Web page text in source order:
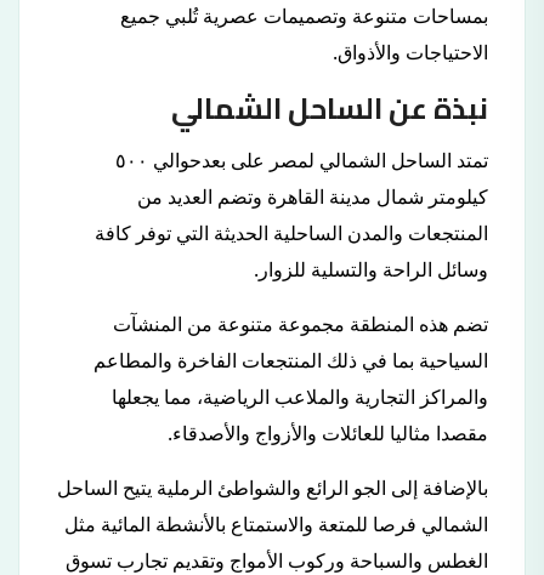
بمساحات متنوعة وتصميمات عصرية تُلبي جميع
الاحتياجات والأذواق.
نبذة عن الساحل الشمالي
تمتد الساحل الشمالي لمصر على بعدحوالي ٥٠٠
كيلومتر شمال مدينة القاهرة وتضم العديد من
المنتجعات والمدن الساحلية الحديثة التي توفر كافة
وسائل الراحة والتسلية للزوار.
تضم هذه المنطقة مجموعة متنوعة من المنشآت
السياحية بما في ذلك المنتجعات الفاخرة والمطاعم
والمراكز التجارية والملاعب الرياضية، مما يجعلها
مقصدا مثاليا للعائلات والأزواج والأصدقاء.
بالإضافة إلى الجو الرائع والشواطئ الرملية يتيح الساحل
الشمالي فرصا للمتعة والاستمتاع بالأنشطة المائية مثل
الغطس والسباحة وركوب الأمواج وتقديم تجارب تسوق